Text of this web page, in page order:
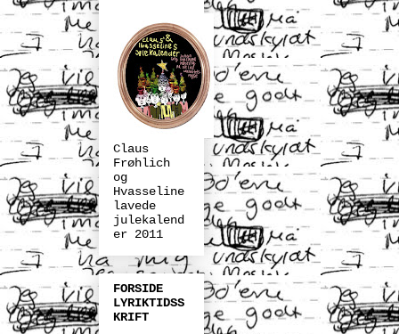
Claus
Frøhlich
og
Hvasseline
lavede
julekalend
er 2011
FORSIDE
LYRIKTIDSS
KRIFT